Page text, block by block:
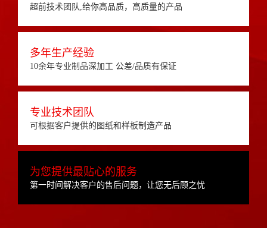
超前技术团队,给你高品质，高质量的产品
多年生产经验
10余年专业制品深加工 公差/品质有保证
专业技术团队
可根据客户提供的图纸和样板制造产品
为您提供最贴心的服务
第一时间解决客户的售后问题，让您无后顾之忧